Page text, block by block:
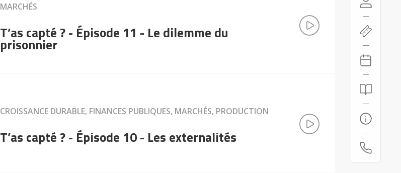
MARCHÉS
T’as capté ? - Épisode 11 - Le dilemme du
prisonnier
CROISSANCE DURABLE, FINANCES PUBLIQUES, MARCHÉS, PRODUCTION
T’as capté ? - Épisode 10 - Les externalités